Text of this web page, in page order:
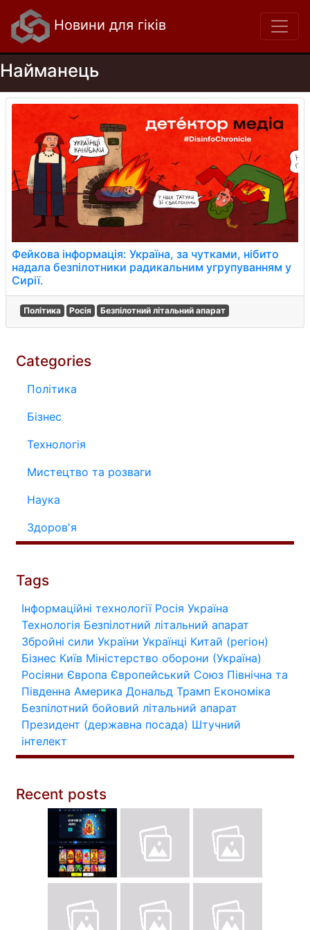
Новини для гіків
Найманець
Фейкова інформація: Україна, за чутками, нібито
надала безпілотники радикальним угрупуванням у
Сирії.
Політика Росія Безпілотний літальний апарат
Categories
Політика
Бізнес
Технологія
Мистецтво та розваги
Наука
Здоров'я
Tags
Інформаційні технології Росія Україна
Технологія Безпілотний літальний апарат
Збройні сили України Українці Китай (регіон)
Бізнес Київ Міністерство оборони (Україна)
Росіяни Європа Європейський Союз Північна та
Південна Америка Дональд Трамп Економіка
Безпілотний бойовий літальний апарат
Президент (державна посада) Штучний
інтелект
Recent posts